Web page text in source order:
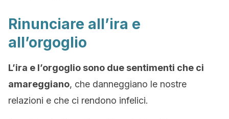
Rinunciare all’ira e
all’orgoglio
L’ira e l’orgoglio sono due sentimenti che ci
amareggiano, che danneggiano le nostre
relazioni e che ci rendono infelici.